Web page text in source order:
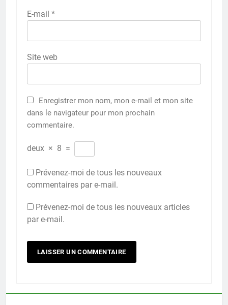
E-mail *
Site web
Enregistrer mon nom, mon e-mail et mon site
dans le navigateur pour mon prochain
commentaire.
deux × 8 =
Prévenez-moi de tous les nouveaux
commentaires par e-mail.
Prévenez-moi de tous les nouveaux articles
par e-mail.